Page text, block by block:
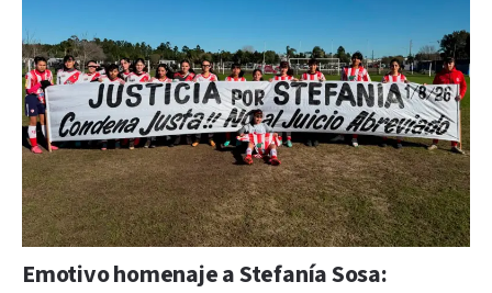
Emotivo homenaje a Stefanía Sosa: